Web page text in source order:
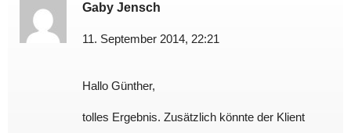
Gaby Jensch
11. September 2014, 22:21
Hallo Günther,
tolles Ergebnis. Zusätzlich könnte der Klient